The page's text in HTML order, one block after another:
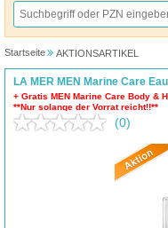
Startseite AKTIONSARTIKEL
LA MER MEN Marine Care
+ Gratis MEN Marine Care Body &
**Nur solange der Vorrat reicht!!**
(0)